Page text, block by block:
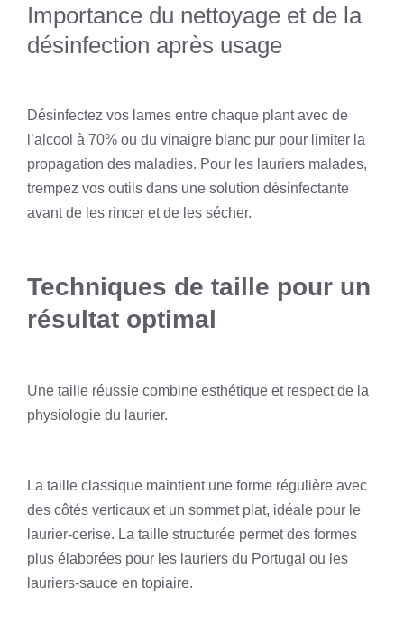
Importance du nettoyage et de la
désinfection après usage
Désinfectez vos lames entre chaque plant avec de
l’alcool à 70% ou du vinaigre blanc pur pour limiter la
propagation des maladies. Pour les lauriers malades,
trempez vos outils dans une solution désinfectante
avant de les rincer et de les sécher.
Techniques de taille pour un
résultat optimal
Une taille réussie combine esthétique et respect de la
physiologie du laurier.
La taille classique maintient une forme régulière avec
des côtés verticaux et un sommet plat, idéale pour le
laurier-cerise. La taille structurée permet des formes
plus élaborées pour les lauriers du Portugal ou les
lauriers-sauce en topiaire.